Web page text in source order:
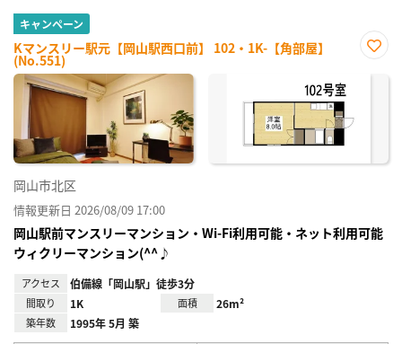
キャンペーン
Kマンスリー駅元【岡山駅西口前】 102・1K-【角部屋】
(No.551)
に入
岡山市北区
情報更新日 2026/08/09 17:00
岡山駅前マンスリーマンション・Wi-Fi利用可能・ネット利用可能
ウィクリーマンション(^^♪
アクセス 伯備線「岡山駅」徒歩3分
間取り 1K 面積 26m²
築年数 1995年 5月 築